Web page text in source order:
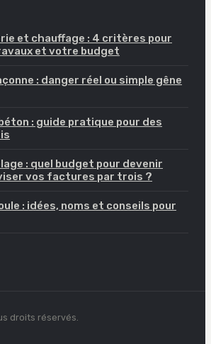
et chauffage : 4 critères pour
et votre budget
: danger réel ou simple gêne
: guide pratique pour des
: quel budget pour devenir
vos factures par trois ?
: idées, noms et conseils pour
droits réservés.